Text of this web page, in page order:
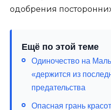
одобрения
Ещё по этой теме
Одиночество на
«держится из
предательства
Опасная грань